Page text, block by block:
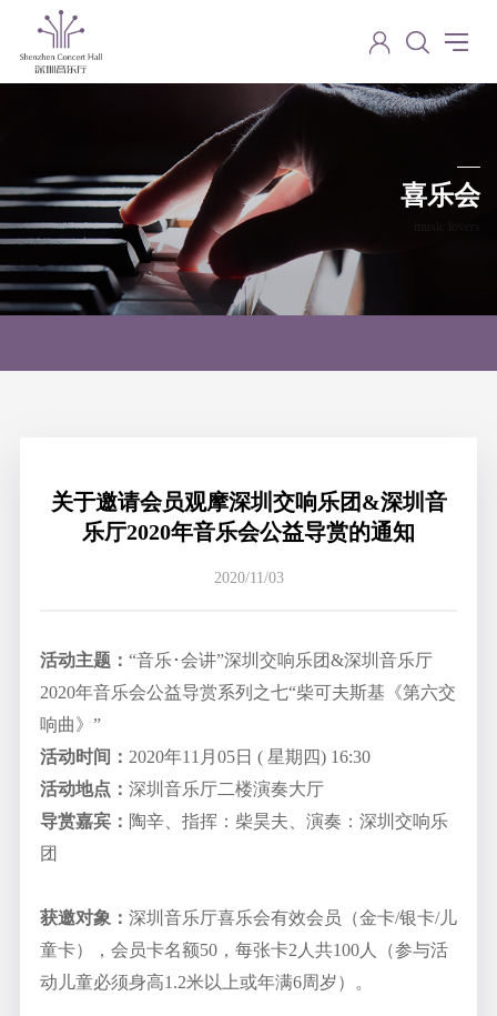
喜乐会
关于邀请会员观摩深圳交响乐团&深圳音
乐厅2020年音乐会公益导赏的通知
2020/11/03
活动主题： “音乐･会讲”深圳交响乐团&深圳音乐厅
2020年音乐会公益导赏系列之七“柴可夫斯基《第六交
响曲》”
活动时间： 2020年11月05日 ( 星期四) 16:30
活动地点： 深圳音乐厅二楼演奏大厅
导赏嘉宾： 陶辛、指挥：柴昊夫、演奏：深圳交响乐
团
获邀对象： 深圳音乐厅喜乐会有效会员（金卡/银卡/儿
童卡），会员卡名额50，每张卡2人共100人（参与活
动儿童必须身高1.2米以上或年满6周岁）。